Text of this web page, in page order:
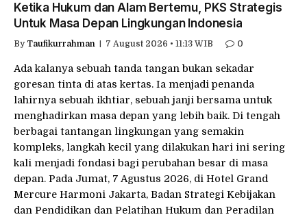
Ketika Hukum dan Alam Bertemu, PKS Strategis
Untuk Masa Depan Lingkungan Indonesia
By Taufikurrahman 7 August 2026 • 11:13 WIB 0
Ada kalanya sebuah tanda tangan bukan sekadar
goresan tinta di atas kertas. Ia menjadi penanda
lahirnya sebuah ikhtiar, sebuah janji bersama untuk
menghadirkan masa depan yang lebih baik. Di tengah
berbagai tantangan lingkungan yang semakin
kompleks, langkah kecil yang dilakukan hari ini sering
kali menjadi fondasi bagi perubahan besar di masa
depan. Pada Jumat, 7 Agustus 2026, di Hotel Grand
Mercure Harmoni Jakarta, Badan Strategi Kebijakan
dan Pendidikan dan Pelatihan Hukum dan Peradilan